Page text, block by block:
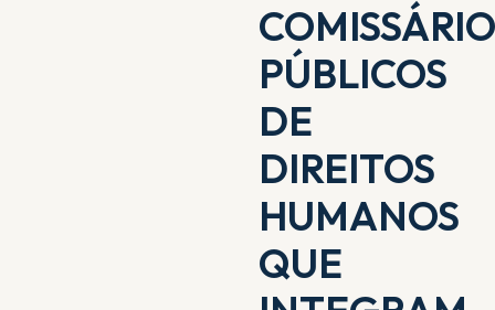
PÚBLICOS
DE
DIREITOS
HUMANOS
QUE